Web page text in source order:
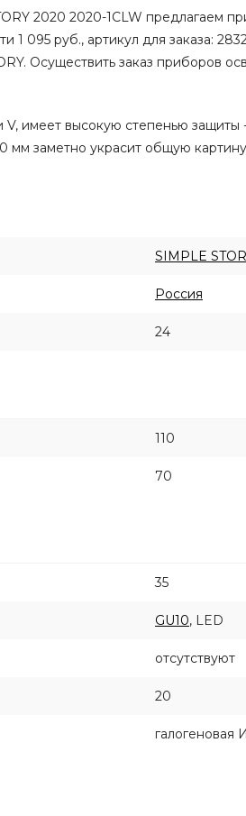
2020 2020-1CLW предлагаем
1 095 руб., артикул для заказа:
Осуществить заказ приборов
имеет высокую степенью защиты
мм заметно украсит общую
SIMPLE
Россия
24
110
70
35
GU10, LED
отсутствуют
20